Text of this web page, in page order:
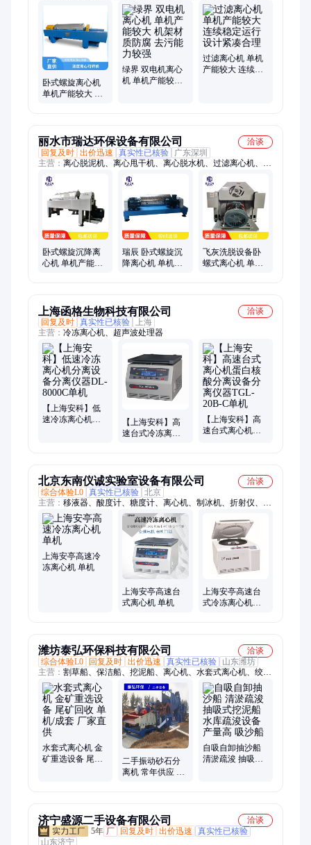
沙污泥、洗矿煤泥、分离脱水机、沙污泥脱水、厂污泥分离、沙
污泥处理、污泥脱水机、水处理设备、离心脱水机、垃圾渗滤
液、泥浆分离机、淤泥脱水机、洗沙厂污泥、浓缩脱水机、固液
分离机、污泥分离机、废水分离机、渗滤液处理、泥浆脱水机、
泥浆处理机
卧式螺旋离心机
单机产能较大 控
绿界 双电机离心
机 单机产能较大
过滤离心机 单机
产能较大 连续稳
丽水市瑞达环保设备有限公司
洽谈
回复及时 出价迅速 真实性已核验
广东深圳
主营： 离心脱泥机、离心甩干机、离心脱水机、过滤离心机、脱
水分离设备、固液分离设备、离心脱水设备
卧式螺旋沉降离
心机 单机产能较
瑞辰 卧式螺旋沉
降离心机 单机产
飞灰洗脱设备卧
螺式离心机 单机
上海函格生物科技有限公司
洽谈
回复及时 真实性已核验
上海
主营： 冷冻离心机、超声波处理器
【上海安科】低
速冷冻离心机分
【上海安科】高
速台式冷冻离心
【上海安科】高
速台式离心机蛋
北京东南仪诚实验室设备有限公司
洽谈
综合体验L0 真实性已核验 北京
主营： 移液器、酸度计、糖度计、离心机、制冰机、折射仪、清
洗机、层析冷柜、冻干机、水浴锅、蠕动泵、恒流泵、分液器、
培养箱、灭菌器、摇床、振荡器、色差仪、折射计、测糖仪、天
平、搅拌器
上海安亭高速冷
冻离心机 单机
上海安亭高速台
式离心机 单机
上海安亭高速台
式冷冻离心机
潍坊泰弘环保科技有限公司
洽谈
综合体验L0
回复及时 出价迅速 真实性已核验
山东潍坊
主营： 割草船、保洁船、挖泥船、离心机、水套式离心机、绞吸
船
水套式离心机 金
矿重选设备 尾矿
二手振动砂石分
离机 常年供应 轮
自吸自卸抽沙船
清淤疏浚 抽吸式
济宁盛源二手设备有限公司
洽谈
5年 厂 回复及时 出价迅速
真实性已核验
山东济宁